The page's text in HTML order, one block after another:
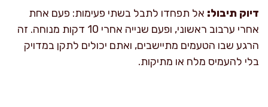
דיוק תיבול: אל תפחדו לתבל בשתי פעימות: פעם אחת
אחרי ערבוב ראשוני, ופעם שנייה אחרי 10 דקות מנוחה. זה
הרגע שבו הטעמים מתיישבים, ואתם יכולים לתקן במדויק
בלי להעמיס מלח או מתיקות.